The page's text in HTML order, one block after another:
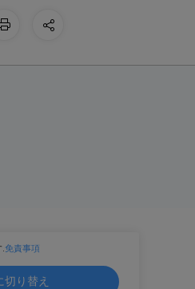
.免責事項
切り替え